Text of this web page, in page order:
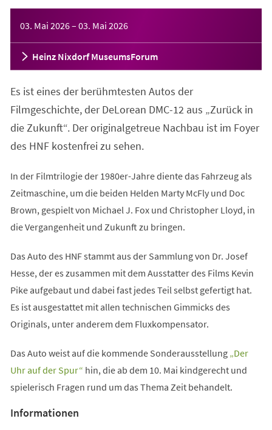
03. Mai 2026– 03. Mai 2026
Heinz Nixdorf MuseumsForum
Es ist eines der berühmtesten Autos der
Filmgeschichte, der DeLorean DMC-12 aus „Zurück in
die Zukunft“. Der originalgetreue Nachbau ist im Foyer
des HNF kostenfrei zu sehen.
In der Filmtrilogie der 1980er-Jahre diente das Fahrzeug als
Zeitmaschine, um die beiden Helden Marty McFly und Doc
Brown, gespielt von Michael J. Fox und Christopher Lloyd, in
die Vergangenheit und Zukunft zu bringen.
Das Auto des HNF stammt aus der Sammlung von Dr. Josef
Hesse, der es zusammen mit dem Ausstatter des Films Kevin
Pike aufgebaut und dabei fast jedes Teil selbst gefertigt hat.
Es ist ausgestattet mit allen technischen Gimmicks des
Originals, unter anderem dem Fluxkompensator.
Das Auto weist auf die kommende Sonderausstellung „Der
Uhr auf der Spur“
(Öffnet
neuen
hin, die ab dem 10. Mai kindgerecht und
spielerisch Fragen rund um das Thema Zeit behandelt.
Informationen